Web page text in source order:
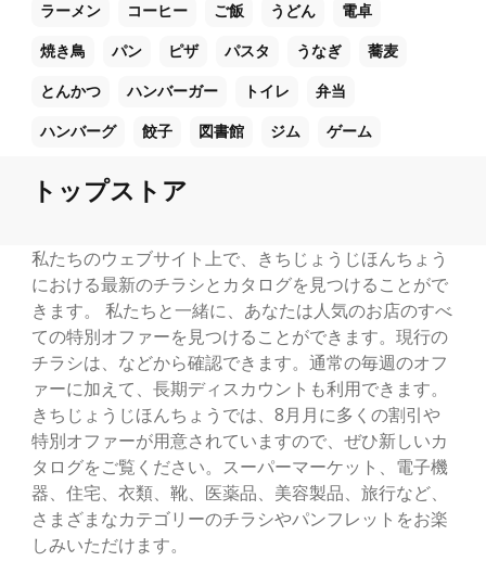
ラーメン コーヒー ご飯 うどん 電卓
焼き鳥 パン ピザ パスタ うなぎ 蕎麦
とんかつ ハンバーガー トイレ 弁当
ハンバーグ 餃子 図書館 ジム ゲーム
トップストア
私たちのウェブサイト上で、きちじょうじほんちょう
における最新のチラシとカタログを見つけることがで
きます。 私たちと一緒に、あなたは人気のお店のすべ
ての特別オファーを見つけることができます。現行の
チラシは、などから確認できます。通常の毎週のオフ
ァーに加えて、長期ディスカウントも利用できます。
きちじょうじほんちょうでは、8月月に多くの割引や
特別オファーが用意されていますので、ぜひ新しいカ
タログをご覧ください。スーパーマーケット、電子機
器、住宅、衣類、靴、医薬品、美容製品、旅行など、
さまざまなカテゴリーのチラシやパンフレットをお楽
しみいただけます。